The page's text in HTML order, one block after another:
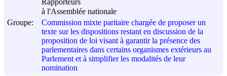
Rapporteurs
à l'Assemblée nationale
Groupe:
Commission mixte paritaire chargée de proposer un
texte sur les dispositions restant en discussion de la
proposition de loi visant à garantir la présence des
parlementaires dans certains organismes extérieurs au
Parlement et à simplifier les modalités de leur
nomination